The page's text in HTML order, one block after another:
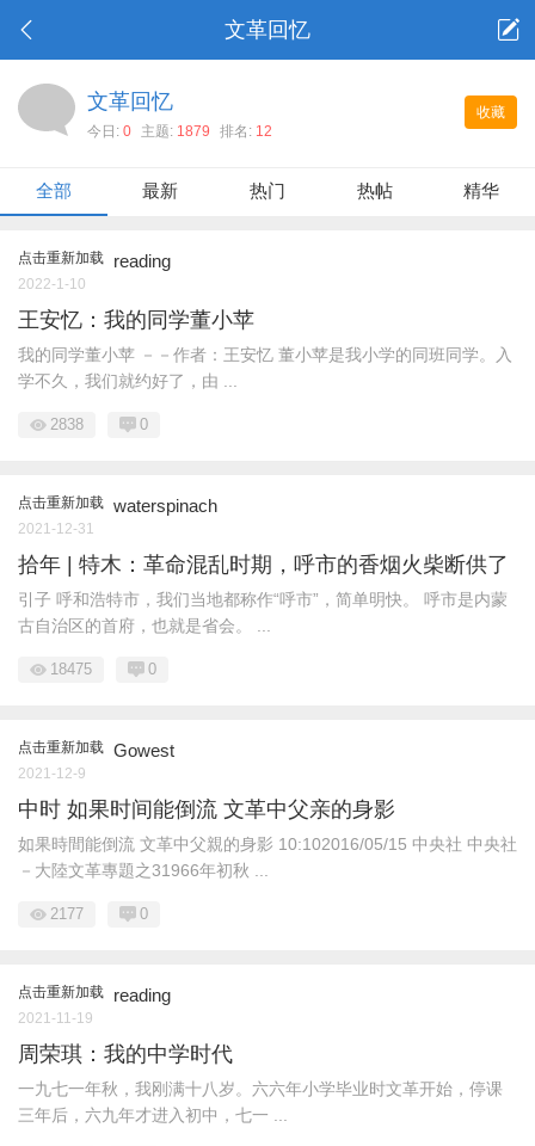
文革回忆
收藏
文革回忆
今日: 0 主题: 1879 排名: 12
全部 最新 热门 热帖 精华
点击重新加载 reading
2022-1-10
王安忆：我的同学董小苹
我的同学董小苹 －－作者：王安忆 董小苹是我小学的同班同学。入
学不久，我们就约好了，由 ...
2838 0
点击重新加载 waterspinach
2021-12-31
拾年 | 特木：革命混乱时期，呼市的香烟火柴断供了
引子 呼和浩特市，我们当地都称作“呼市”，简单明快。 呼市是内蒙
古自治区的首府，也就是省会。 ...
18475 0
点击重新加载 Gowest
2021-12-9
中时 如果时间能倒流 文革中父亲的身影
如果時間能倒流 文革中父親的身影 10:102016/05/15 中央社 中央社
－大陸文革專題之31966年初秋 ...
2177 0
点击重新加载 reading
2021-11-19
周荣琪：我的中学时代
一九七一年秋，我刚满十八岁。六六年小学毕业时文革开始，停课
三年后，六九年才进入初中，七一 ...